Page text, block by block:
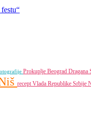
Prokuplje Beograd Dragana
receptVlada Republike Srbije